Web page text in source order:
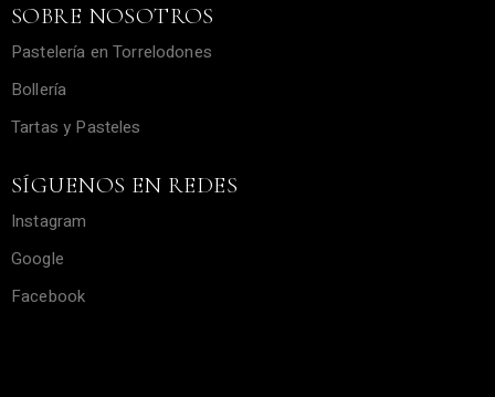
SOBRE NOSOTROS
Pastelería en Torrelodones
Bollería
Tartas y Pasteles
SÍGUENOS EN REDES
Instagram
Google
Facebook